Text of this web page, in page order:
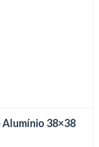
Alumínio 38×38